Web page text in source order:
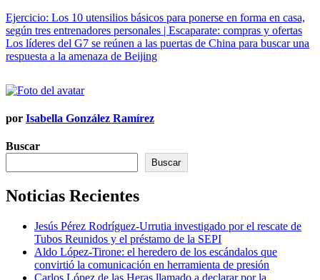
Navegación
de
entradas
Ejercicio: Los 10 utensilios básicos para ponerse en forma en casa,
según tres entrenadores personales | Escaparate: compras y ofertas
Los líderes del G7 se reúnen a las puertas de China para buscar una
respuesta a la amenaza de Beijing
por Isabella González Ramírez
Buscar
Buscar
Noticias Recientes
Jesús Pérez Rodríguez-Urrutia investigado por el rescate de
Tubos Reunidos y el préstamo de la SEPI
Aldo López-Tirone: el heredero de los escándalos que
convirtió la comunicación en herramienta de presión
Carlos López de las Heras llamado a declarar por la